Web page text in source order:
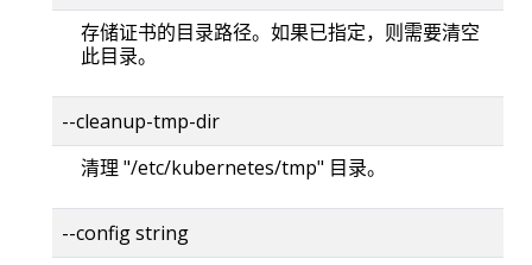
存储证书的目录路径。如果已指定，则需要清空
此目录。
--cleanup-tmp-dir
清理 "/etc/kubernetes/tmp" 目录。
--config string